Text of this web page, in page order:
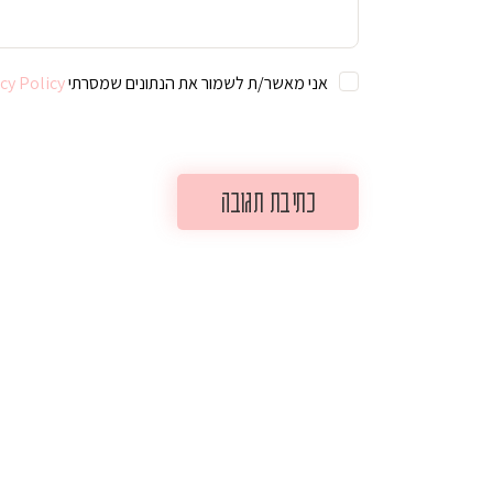
אני מאשר/ת לשמור את הנתונים שמסרתי For further details on handling user data, see ourPolicy